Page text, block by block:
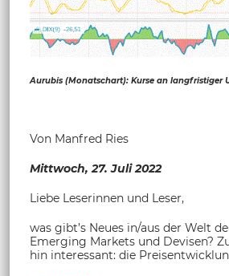
Aurubis (Monatschart): Kurse an langfristiger
Von Manfred Ries
Mittwoch, 27. Juli 2022
Liebe Leserinnen und Leser,
was gibt’s Neues in/aus der Welt
Emerging Markets und Devisen?
hin interessant: die